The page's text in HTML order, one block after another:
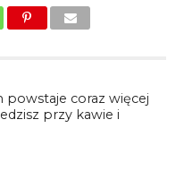
powstaje coraz więcej
przy kawie i